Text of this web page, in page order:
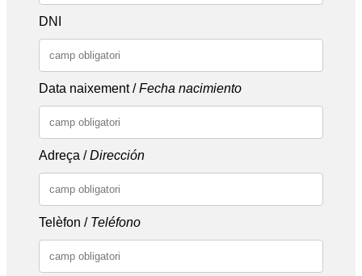
DNI
Data naixement /Fecha nacimiento
Adreça /Dirección
Telèfon / Teléfono